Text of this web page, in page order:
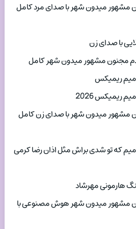
مشهور میدون شهر با صدای مرد کامل
با صدای زن
مجنون مشهور میدون شهر کامل
ریمیکس
ریمیکس 2026
مشهور میدون شهر با صدای زن کامل
که تو شدی براش مثل اذان رضا کرمی
هارمونی مهرشاد
مشهور میدون شهر هوش مصنوعی با